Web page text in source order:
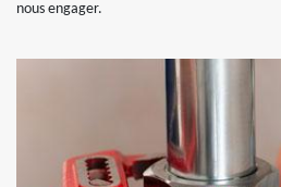
nous engager.